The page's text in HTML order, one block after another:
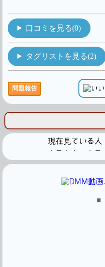
口コミを見る(0)
タグリストを見る(2)
問題報告
現在見ている人
・－・・ ・－
■